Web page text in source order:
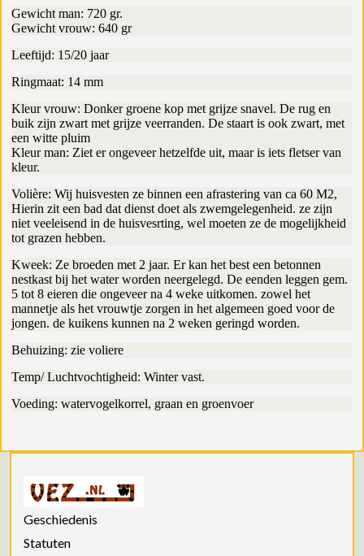
Gewicht man: 720 gr.
Gewicht vrouw: 640 gr
Leeftijd: 15/20 jaar
Ringmaat: 14 mm
Kleur vrouw: Donker groene kop met grijze snavel. De rug en
buik zijn zwart met grijze veerranden. De staart is ook zwart, met
een witte pluim
Kleur man: Ziet er ongeveer hetzelfde uit, maar is iets fletser van
kleur.
Volière: Wij huisvesten ze binnen een afrastering van ca 60 M2,
Hierin zit een bad dat dienst doet als zwemgelegenheid. ze zijn
niet veeleisend in de huisvesrting, wel moeten ze de mogelijkheid
tot grazen hebben.
Kweek: Ze broeden met 2 jaar. Er kan het best een betonnen
nestkast bij het water worden neergelegd. De eenden leggen gem.
5 tot 8 eieren die ongeveer na 4 weke uitkomen. zowel het
mannetje als het vrouwtje zorgen in het algemeen goed voor de
jongen. de kuikens kunnen na 2 weken geringd worden.
Behuizing: zie voliere
Temp/ Luchtvochtigheid: Winter vast.
Voeding: watervogelkorrel, graan en groenvoer
Geschiedenis
Statuten